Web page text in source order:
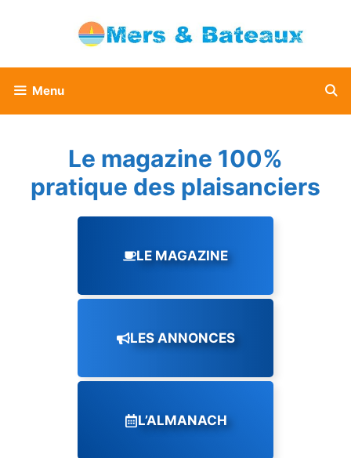
Menu
Le magazine 100%
pratique des plaisanciers
LE MAGAZINE
LES ANNONCES
L’ALMANACH